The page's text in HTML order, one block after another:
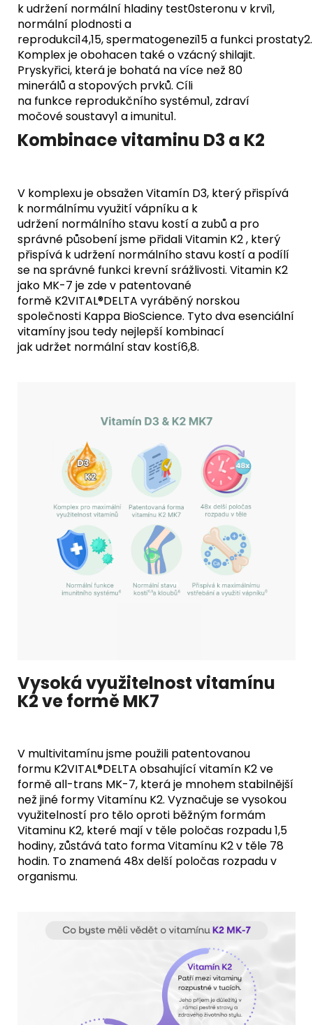
k udržení normální hladiny test0steronu v krvi1,
normální plodnosti a
reprodukci14,15, spermatogenezi15 a funkci prostaty2.
Komplex je obohacen také o vzácný shilajit.
Pryskyřici, která je bohatá na více než 80
minerálů a stopových prvků. Cíli
na funkce reprodukčního systému1, zdraví
močové soustavy1 a imunitu1.
Kombinace vitaminu D3 a K2
V komplexu je obsažen Vitamín D3, který přispívá
k normálnímu využití vápníku a k
udržení normálního stavu kostí a zubů a pro
správné působení jsme přidali Vitamin K2 , který
přispívá k udržení normálního stavu kostí a podílí
se na správné funkci krevní srážlivosti. Vitamin K2
jako MK-7 je zde v patentované
formě K2VITAL®DELTA vyráběný norskou
společnosti Kappa BioScience. Tyto dva esenciální
vitamíny jsou tedy nejlepší kombinací
jak udržet normální stav kostí6,8.
Vysoká využitelnost vitamínu
K2 ve formě MK7
V multivitamínu jsme použili patentovanou
formu K2VITAL®DELTA obsahující vitamín K2 ve
formě all-trans MK-7, která je mnohem stabilnější
než jiné formy Vitamínu K2. Vyznačuje se vysokou
využitelností pro tělo oproti běžným formám
Vitaminu K2, které mají v těle poločas rozpadu 1,5
hodiny, zůstává tato forma Vitamínu K2 v těle 78
hodin. To znamená 48x delší poločas rozpadu v
organismu.